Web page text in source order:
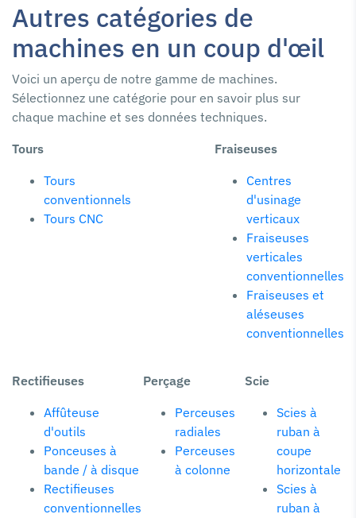
Autres catégories de
machines en un coup d'œil
Voici un aperçu de notre gamme de machines.
Sélectionnez une catégorie pour en savoir plus sur
chaque machine et ses données techniques.
Tours
Tours
conventionnels
Tours CNC
Fraiseuses
Centres
d'usinage
verticaux
Fraiseuses
verticales
conventionnelles
Fraiseuses et
aléseuses
conventionnelles
Rectifieuses
Affûteuse
d'outils
Ponceuses à
bande / à disque
Rectifieuses
conventionnelles
Perçage
Perceuses
radiales
Perceuses
à colonne
Scie
Scies à
ruban à
coupe
horizontale
Scies à
ruban à